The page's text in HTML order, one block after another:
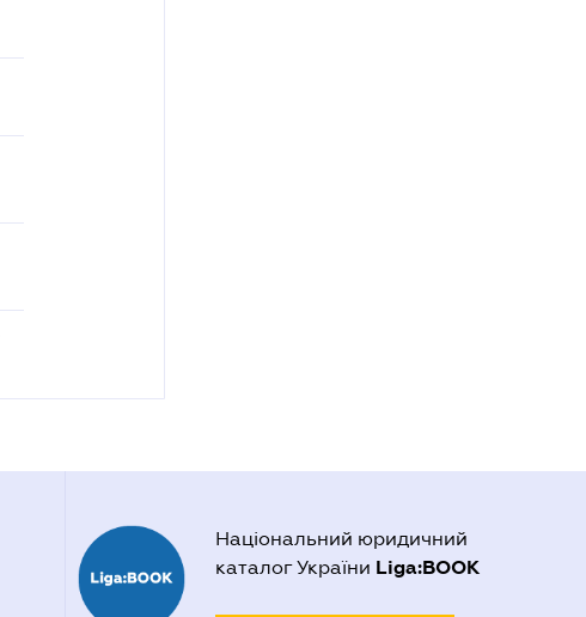
Національний юридичний
каталог України Liga:BOOK